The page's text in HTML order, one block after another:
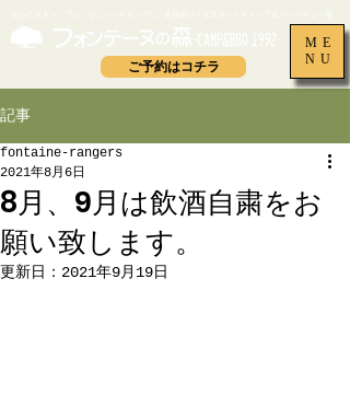
ご予約はコチラ
ME
NU
記事
8月、9月は飲酒自粛をお
願い致します。
fontaine-rangers
2021年8月6日
更新日： 2021年9月19日